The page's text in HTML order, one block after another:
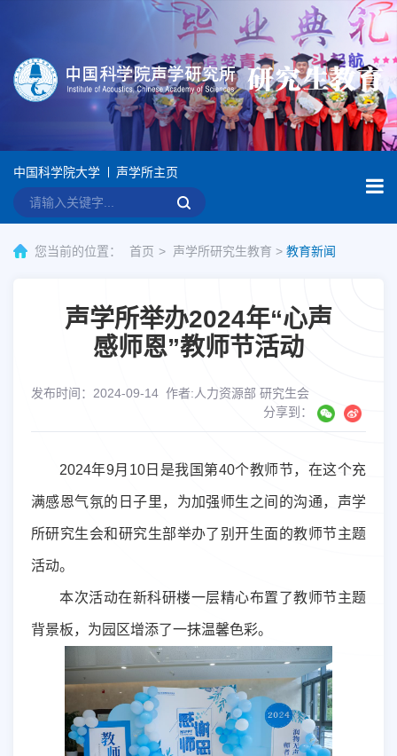
中国科学院大学 声学所主页
您当前的位置： 首页 声学所研究生教育 > 教育新闻
声学所举办2024年“心声
感师恩”教师节活动
发布时间：2024-09-14 作者:人力资源部 研究生会
分享到：
2024年9月 10日是我国第40个教师节，在这个充
满感恩气氛的日子里，为加强师生之间的沟通，声学
所研究生会和研究生部举办了别开生面的教师节主题
活动。
本次活动在新科研楼一层精心布置了教师节主题
背景板，为园区增添了一抹温馨色彩。